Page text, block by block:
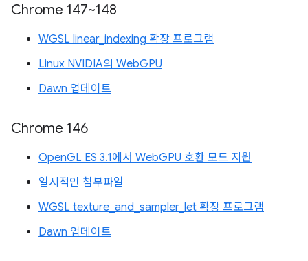
Chrome 147~148
WGSL linear_indexing 확장 프로그램
Linux NVIDIA의 WebGPU
Dawn 업데이트
Chrome 146
OpenGL ES 3.1에서 WebGPU 호환 모드 지원
일시적인 첨부파일
WGSL texture_and_sampler_let 확장 프로그램
Dawn 업데이트